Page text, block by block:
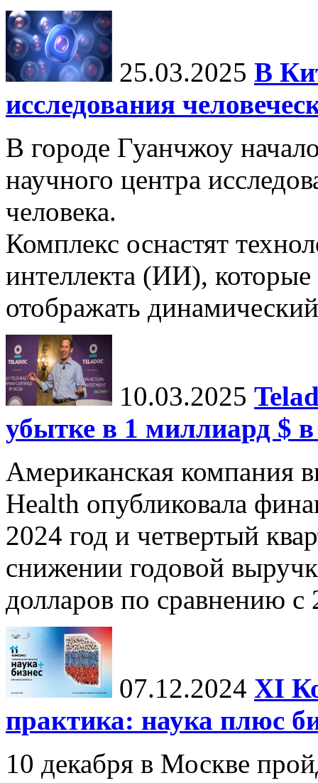
25.03.2025 В
исследования
В городе Гуанчжоу
научного центра
человека.
Комплекс оснастят
интеллекта (ИИ),
отображать
10.03.2025
убытке в 1 миллиард $ в
Американская компания
Health опубликовала
2024 год и четвертый
снижении годовой
долларов по сравнению с
07.12.2024 ХI
практика: наука плюс
10 декабря в Москве